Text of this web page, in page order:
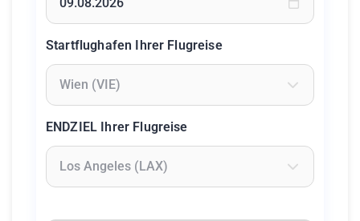
Startflughafen Ihrer Flugreise
ENDZIEL Ihrer Flugreise